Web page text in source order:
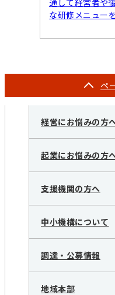
な研修メニュー
ペ
経営にお悩みの方
起業にお悩みの方
支援機関の方へ
中小機構について
調達・公募情報
地域本部